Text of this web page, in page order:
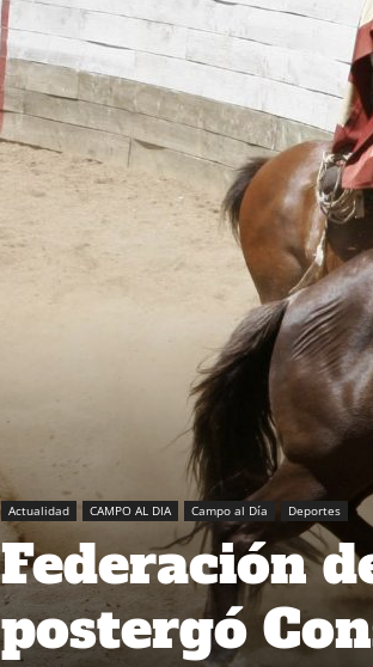
Actualidad CAMPO AL DIA Campo al Día Deportes
Federación
postergó